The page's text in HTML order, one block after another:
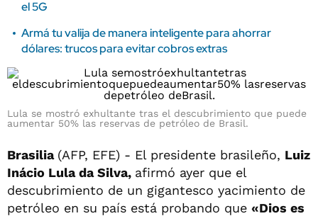
el 5G
Armá tu valija de manera inteligente para ahorrar
dólares: trucos para evitar cobros extras
Lula se mostró exhultante tras el descubrimiento que puede
aumentar 50% las reservas de petróleo de Brasil.
Brasilia (AFP, EFE) - El presidente brasileño, Luiz
Inácio Lula da Silva, afirmó ayer que el
descubrimiento de un gigantesco yacimiento de
petróleo en su país está probando que «Dios es